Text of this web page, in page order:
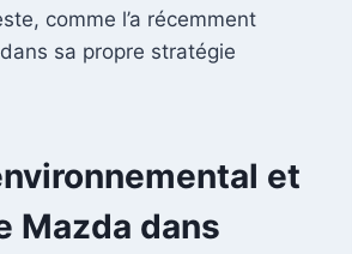
comme l’a récemment
sa propre stratégie
et
Mazda dans